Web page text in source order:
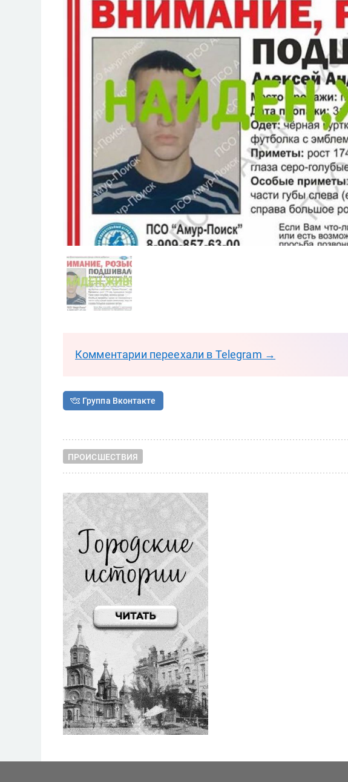
Комментарии переехали в Telegram →
Группа Вконтакте
ПРОИСШЕСТВИЯ